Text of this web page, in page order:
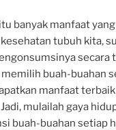
banyak manfaat
tubuh kita,
secara
buah-buahan
manfaat
mulailah gaya
buah-buahan setiap